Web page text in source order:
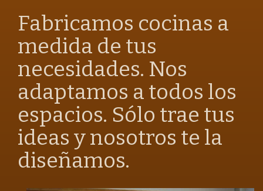
Fabricamos cocinas a
medida de tus
necesidades. Nos
adaptamos a todos los
espacios. Sólo trae tus
ideas y nosotros te la
diseñamos.